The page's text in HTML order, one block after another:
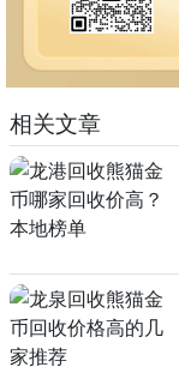
相关文章